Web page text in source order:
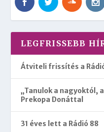
LEGFRISSEBB
Átviteli frissítés a
„Tanulok a nagyoktól,
Prekopa Donáttal
31 éves lett a Rádió 88